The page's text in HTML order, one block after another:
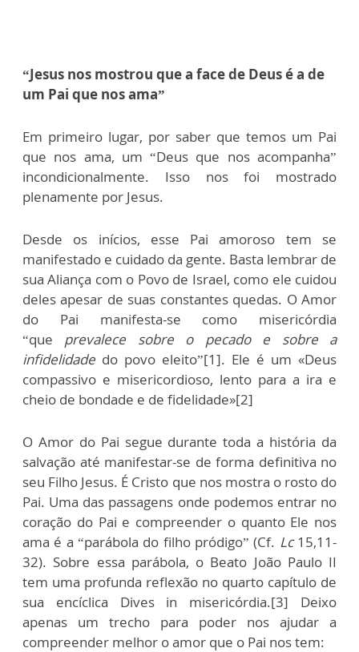
“Jesus nos mostrou que a face de Deus é a de
um Pai que nos ama”
Em primeiro lugar, por saber que temos um Pai
que nos ama, um “Deus que nos acompanha”
incondicionalmente. Isso nos foi mostrado
plenamente por Jesus.
Desde os inícios, esse Pai amoroso tem se
manifestado e cuidado da gente. Basta lembrar de
sua Aliança com o Povo de Israel, como ele cuidou
deles apesar de suas constantes quedas. O Amor
do Pai manifesta-se como misericórdia
“que prevalece sobre o pecado e sobre a
infidelidade do povo eleito”[1]. Ele é um «Deus
compassivo e misericordioso, lento para a ira e
cheio de bondade e de fidelidade»[2]
O Amor do Pai segue durante toda a história da
salvação até manifestar-se de forma definitiva no
seu Filho Jesus. É Cristo que nos mostra o rosto do
Pai. Uma das passagens onde podemos entrar no
coração do Pai e compreender o quanto Ele nos
ama é a “parábola do filho pródigo” (Cf. Lc15,11-
32). Sobre essa parábola, o Beato João Paulo II
tem uma profunda reflexão no quarto capítulo de
sua encíclica Dives in misericórdia.[3] Deixo
apenas um trecho para poder nos ajudar a
compreender melhor o amor que o Pai nos tem: